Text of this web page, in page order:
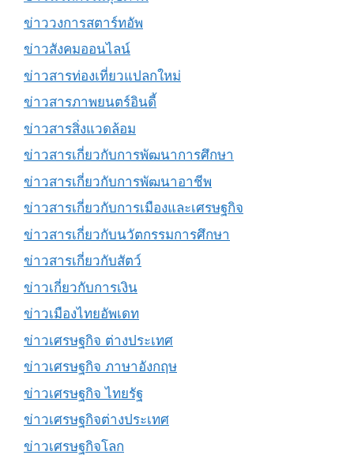
ข่าววงการสตาร์ทอัพ
ข่าวสังคมออนไลน์
ข่าวสารท่องเที่ยวแปลกใหม่
ข่าวสารภาพยนตร์อินดี้
ข่าวสารสิ่งแวดล้อม
ข่าวสารเกี่ยวกับการพัฒนาการศึกษา
ข่าวสารเกี่ยวกับการพัฒนาอาชีพ
ข่าวสารเกี่ยวกับการเมืองและเศรษฐกิจ
ข่าวสารเกี่ยวกับนวัตกรรมการศึกษา
ข่าวสารเกี่ยวกับสัตว์
ข่าวเกี่ยวกับการเงิน
ข่าวเมืองไทยอัพเดท
ข่าวเศรษฐกิจ ต่างประเทศ
ข่าวเศรษฐกิจ ภาษาอังกฤษ
ข่าวเศรษฐกิจ ไทยรัฐ
ข่าวเศรษฐกิจต่างประเทศ
ข่าวเศรษฐกิจโลก